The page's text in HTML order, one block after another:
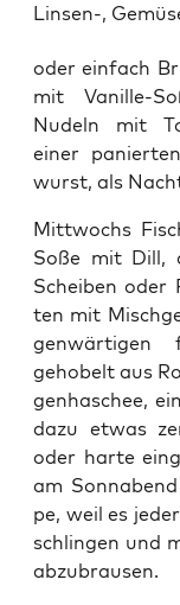
Linsen-,
oder ein­fach
mit Vanil­le-
Nudeln mit
einer
wurst, als
Mitt­wochs
Soße mit Dill,
Schei­ben oder
ten mit
gen­wär­ti­gen
geho­belt aus
gen­ha­schee,
dazu etwas
oder har­te
am
pe, weil es
schlin­gen und
abzubrausen.